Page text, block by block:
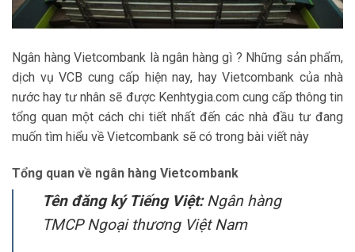
Ngân hàng Vietcombank là ngân hàng gì ? Những sản phẩm,
dịch vụ VCB cung cấp hiện nay, hay Vietcombank của nhà
nước hay tư nhân sẽ được Kenhtygia.com cung cấp thông tin
tổng quan một cách chi tiết nhất đến các nhà đầu tư đang
muốn tìm hiểu về Vietcombank sẽ có trong bài viết này
Tổng quan về ngân hàng Vietcombank
Tên đăng ký Tiếng Việt:Ngân hàng
TMCP Ngoại thương Việt Nam